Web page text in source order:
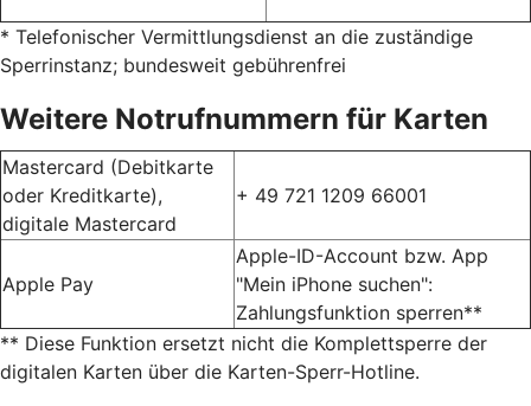
* Telefonischer Vermittlungsdienst an die zuständige
Sperrinstanz; bundesweit gebührenfrei
Weitere Notrufnummern für Karten
Mastercard (Debitkarte
oder Kreditkarte),
digitale Mastercard
+ 49 721 1209 66001
Apple Pay
Apple-ID-Account bzw. App
"Mein iPhone suchen":
Zahlungsfunktion sperren**
** Diese Funktion ersetzt nicht die Komplettsperre der
digitalen Karten über die Karten-Sperr-Hotline.